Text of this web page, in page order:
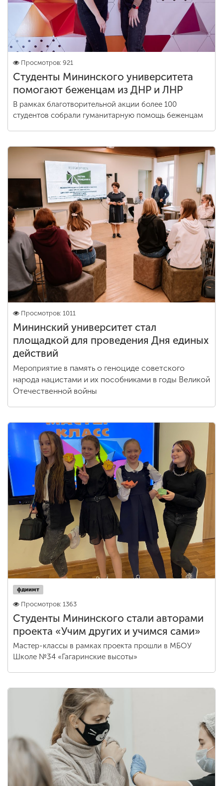
Просмотров: 921
Студенты Мининского университета
помогают беженцам из ДНР и ЛНР
В рамках благотворительной акции более 100
студентов собрали гуманитарную помощь беженцам
Просмотров: 1011
Мининский университет стал
площадкой для проведения Дня единых
действий
Мероприятие в память о геноциде советского
народа нацистами и их пособниками в годы Великой
Отечественной войны
фдиимт
Просмотров: 1363
Студенты Мининского стали авторами
проекта «Учим других и учимся сами»
Мастер-классы в рамках проекта прошли в МБОУ
Школе №34 «Гагаринские высоты»